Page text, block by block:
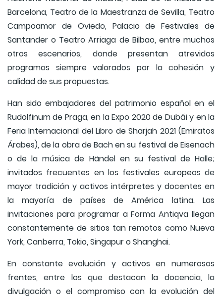
Barcelona, Teatro de la Maestranza de Sevilla, Teatro
Campoamor de Oviedo, Palacio de Festivales de
Santander o Teatro Arriaga de Bilbao, entre muchos
otros escenarios, donde presentan atrevidos
programas siempre valorados por la cohesión y
calidad de sus propuestas.
Han sido embajadores del patrimonio español en el
Rudolfinum de Praga, en la Expo 2020 de Dubái y en la
Feria Internacional del Libro de Sharjah 2021 (Emiratos
Árabes), de la obra de Bach en su festival de Eisenach
o de la música de Händel en su festival de Halle;
invitados frecuentes en los festivales europeos de
mayor tradición y activos intérpretes y docentes en
la mayoría de países de América latina. Las
invitaciones para programar a Forma Antiqva llegan
constantemente de sitios tan remotos como Nueva
York, Canberra, Tokio, Singapur o Shanghai.
En constante evolución y activos en numerosos
frentes, entre los que destacan la docencia, la
divulgación o el compromiso con la evolución del